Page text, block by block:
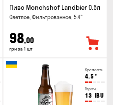
Пиво Monchshof Landbier 0.5л
Светлое, Фильтрованное, 5.4°
98,00
грн за 1 шт
Крепость
4.5 °
Горечь
13 IBU